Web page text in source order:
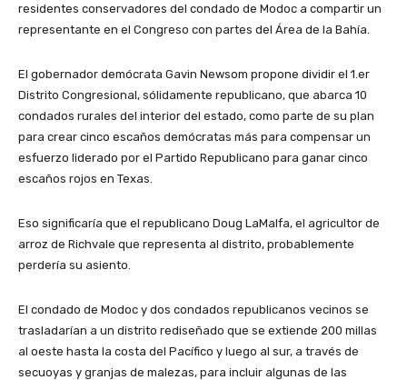
residentes conservadores del condado de Modoc a compartir un
representante en el Congreso con partes del Área de la Bahía.
El gobernador demócrata Gavin Newsom propone dividir el 1.er
Distrito Congresional, sólidamente republicano, que abarca 10
condados rurales del interior del estado, como parte de su plan
para crear cinco escaños demócratas más para compensar un
esfuerzo liderado por el Partido Republicano para ganar cinco
escaños rojos en Texas.
Eso significaría que el republicano Doug LaMalfa, el agricultor de
arroz de Richvale que representa al distrito, probablemente
perdería su asiento.
El condado de Modoc y dos condados republicanos vecinos se
trasladarían a un distrito rediseñado que se extiende 200 millas
al oeste hasta la costa del Pacífico y luego al sur, a través de
secuoyas y granjas de malezas, para incluir algunas de las